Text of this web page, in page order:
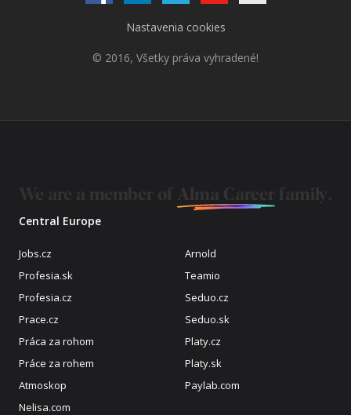
Nastavenia cookies
© 2016, Všetky práva vyhradené!
Central Europe
Jobs.cz
Profesia.sk
Profesia.cz
Prace.cz
Práca za rohom
Práce za rohem
Atmoskop
Nelisa.com
Arnold
Teamio
Seduo.cz
Seduo.sk
Platy.cz
Platy.sk
Paylab.com